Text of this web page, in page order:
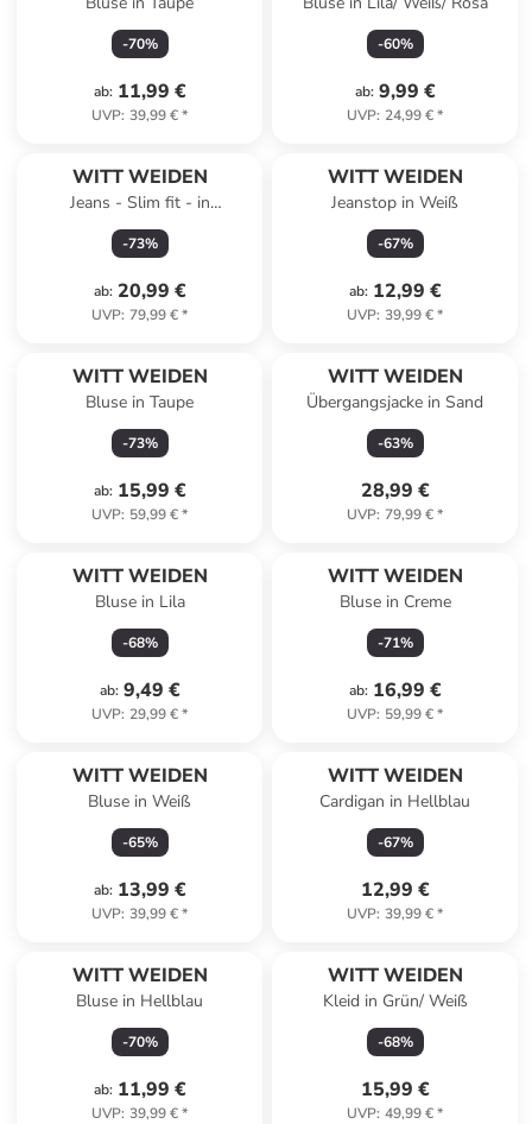
-70%
ab: 11,99 €
UVP: 39,99 €*
-60%
ab: 9,99 €
UVP: 24,99 €*
WITT WEIDEN
Jeans - Slim fit - in
Dunkelblau
-73%
ab: 20,99 €
UVP: 79,99 €*
WITT WEIDEN
Jeanstop in Weiß
-67%
ab: 12,99 €
UVP: 39,99 €*
WITT WEIDEN
Bluse in Taupe
-73%
ab: 15,99 €
UVP: 59,99 €*
WITT WEIDEN
Übergangsjacke in Sand
-63%
28,99 €
UVP: 79,99 €*
WITT WEIDEN
Bluse in Lila
-68%
ab: 9,49 €
UVP: 29,99 €*
WITT WEIDEN
Bluse in Creme
-71%
ab: 16,99 €
UVP: 59,99 €*
WITT WEIDEN
Bluse in Weiß
-65%
ab: 13,99 €
UVP: 39,99 €*
WITT WEIDEN
Cardigan in Hellblau
-67%
12,99 €
UVP: 39,99 €*
WITT WEIDEN
Bluse in Hellblau
-70%
ab: 11,99 €
UVP: 39,99 €*
WITT WEIDEN
Kleid in Grün/ Weiß
-68%
15,99 €
UVP: 49,99 €*